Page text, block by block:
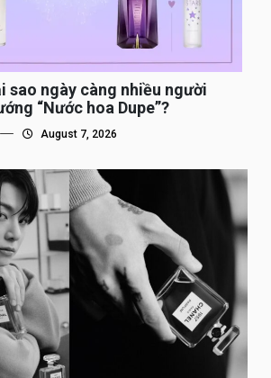
sao ngày càng nhiều người
“Nước hoa Dupe”?
August 7, 2026